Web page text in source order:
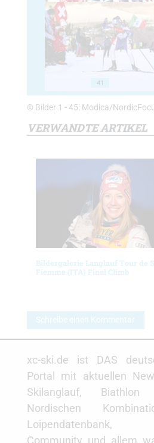
41
© Bilder 1 - 45: Modica/
VERWANDTE ARTIKEL
Bildergalerie Langlauf Tour de
Fiemme (ITA) Final Climb
Schreibe einen Kommentar
xc-ski.de ist DAS
Portal mit aktuellen
Skilanglauf,
Nordischen
Community und allem